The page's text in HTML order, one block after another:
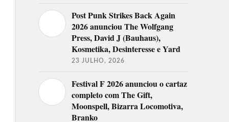
Post Punk Strikes Back Again
2026 anunciou The Wolfgang
Press, David J (Bauhaus),
Kosmetika, Desinteresse e Yard
23 JULHO, 2026
Festival F 2026 anunciou o cartaz
completo com The Gift,
Moonspell, Bizarra Locomotiva,
Branko